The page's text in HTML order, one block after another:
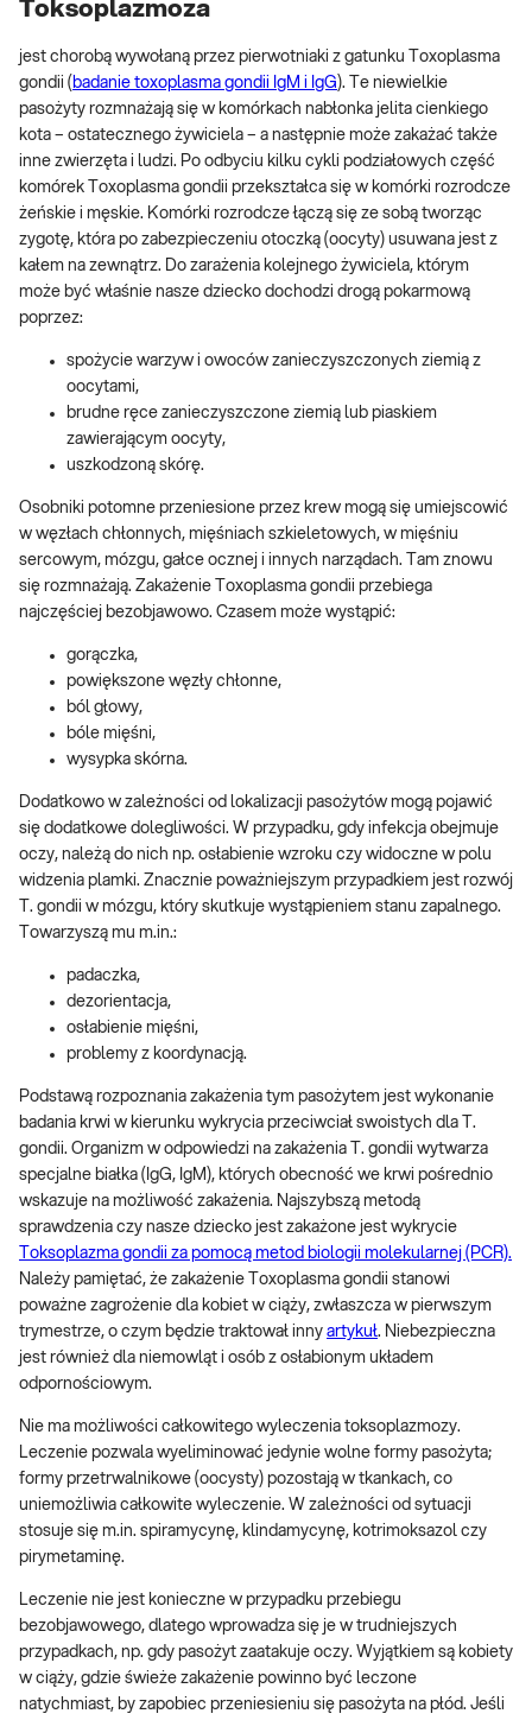
Toksoplazmoza
jest chorobą wywołaną przez pierwotniaki z gatunku Toxoplasma
gondii ( badanie toxoplasma gondii IgM i IgG). Te niewielkie
pasożyty rozmnażają się w komórkach nabłonka jelita cienkiego
kota – ostatecznego żywiciela – a następnie może zakażać także
inne zwierzęta i ludzi. Po odbyciu kilku cykli podziałowych część
komórek Toxoplasma gondii przekształca się w komórki rozrodcze
żeńskie i męskie. Komórki rozrodcze łączą się ze sobą tworząc
zygotę, która po zabezpieczeniu otoczką (oocyty) usuwana jest z
kałem na zewnątrz. Do zarażenia kolejnego żywiciela, którym
może być właśnie nasze dziecko dochodzi drogą pokarmową
poprzez:
spożycie warzyw i owoców zanieczyszczonych ziemią z
oocytami,
brudne ręce zanieczyszczone ziemią lub piaskiem
zawierającym oocyty,
uszkodzoną skórę.
Osobniki potomne przeniesione przez krew mogą się umiejscowić
w węzłach chłonnych, mięśniach szkieletowych, w mięśniu
sercowym, mózgu, gałce ocznej i innych narządach. Tam znowu
się rozmnażają. Zakażenie Toxoplasma gondii przebiega
najczęściej bezobjawowo. Czasem może wystąpić:
gorączka,
powiększone węzły chłonne,
ból głowy,
bóle mięśni,
wysypka skórna.
Dodatkowo w zależności od lokalizacji pasożytów mogą pojawić
się dodatkowe dolegliwości. W przypadku, gdy infekcja obejmuje
oczy, należą do nich np. osłabienie wzroku czy widoczne w polu
widzenia plamki. Znacznie poważniejszym przypadkiem jest rozwój
T. gondii w mózgu, który skutkuje wystąpieniem stanu zapalnego.
Towarzyszą mu m.in.:
padaczka,
dezorientacja,
osłabienie mięśni,
problemy z koordynacją.
Podstawą rozpoznania zakażenia tym pasożytem jest wykonanie
badania krwi w kierunku wykrycia przeciwciał swoistych dla T.
gondii. Organizm w odpowiedzi na zakażenia T. gondii wytwarza
specjalne białka (IgG, IgM), których obecność we krwi pośrednio
wskazuje na możliwość zakażenia. Najszybszą metodą
sprawdzenia czy nasze dziecko jest zakażone jest wykrycie
Toksoplazma gondii za pomocą metod biologii molekularnej (PCR).
Należy pamiętać, że zakażenie Toxoplasma gondii stanowi
poważne zagrożenie dla kobiet w ciąży, zwłaszcza w pierwszym
trymestrze, o czym będzie traktował inny artykuł. Niebezpieczna
jest również dla niemowląt i osób z osłabionym układem
odpornościowym.
Nie ma możliwości całkowitego wyleczenia toksoplazmozy.
Leczenie pozwala wyeliminować jedynie wolne formy pasożyta;
formy przetrwalnikowe (oocysty) pozostają w tkankach, co
uniemożliwia całkowite wyleczenie. W zależności od sytuacji
stosuje się m.in. spiramycynę, klindamycynę, kotrimoksazol czy
pirymetaminę.
Leczenie nie jest konieczne w przypadku przebiegu
bezobjawowego, dlatego wprowadza się je w trudniejszych
przypadkach, np. gdy pasożyt zaatakuje oczy. Wyjątkiem są kobiety
w ciąży, gdzie świeże zakażenie powinno być leczone
natychmiast, by zapobiec przeniesieniu się pasożyta na płód. Jeśli